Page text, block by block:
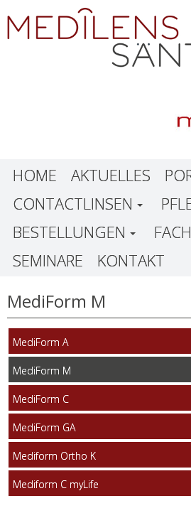
HOME AKTUELLES
CONTACTLINSEN
BESTELLUNGEN
SEMINARE
KONTAKT
MediForm M
MediForm A
MediForm M
MediForm C
MediForm GA
Mediform Ortho K
Mediform C myLife